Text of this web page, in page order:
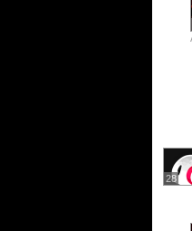
28